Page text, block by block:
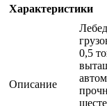
Характеристики
Описание
0,5